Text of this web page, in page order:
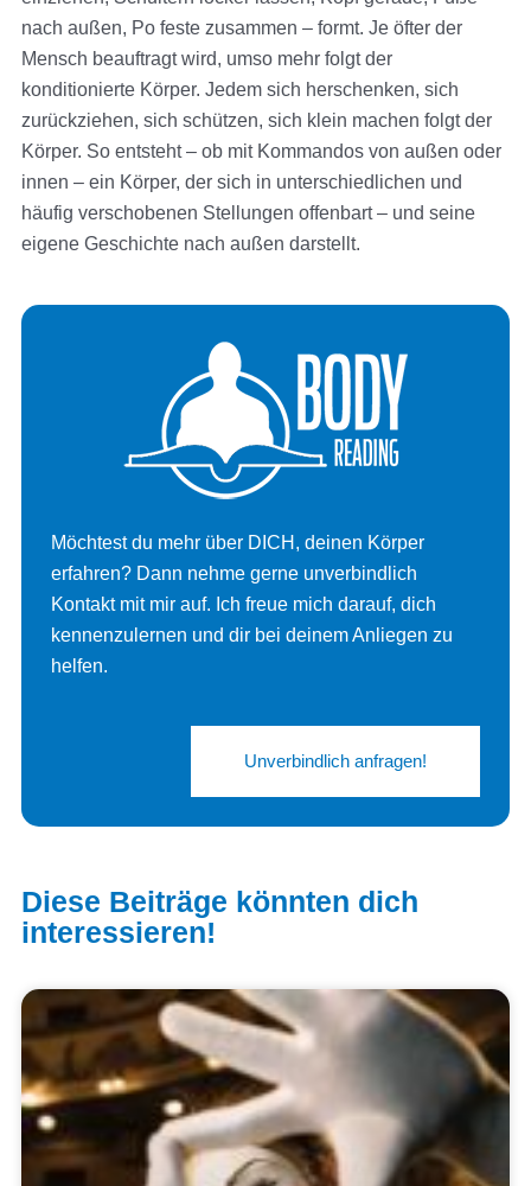
nach außen, Po feste zusammen – formt. Je öfter der
Mensch beauftragt wird, umso mehr folgt der
konditionierte Körper. Jedem sich herschenken, sich
zurückziehen, sich schützen, sich klein machen folgt der
Körper. So entsteht – ob mit Kommandos von außen oder
innen – ein Körper, der sich in unterschiedlichen und
häufig verschobenen Stellungen offenbart – und seine
eigene Geschichte nach außen darstellt.
Möchtest du mehr über DICH, deinen Körper
erfahren? Dann nehme gerne unverbindlich
Kontakt mit mir auf. Ich freue mich darauf, dich
kennenzulernen und dir bei deinem Anliegen zu
helfen.
Unverbindlich anfragen!
Diese Beiträge könnten dich
interessieren!